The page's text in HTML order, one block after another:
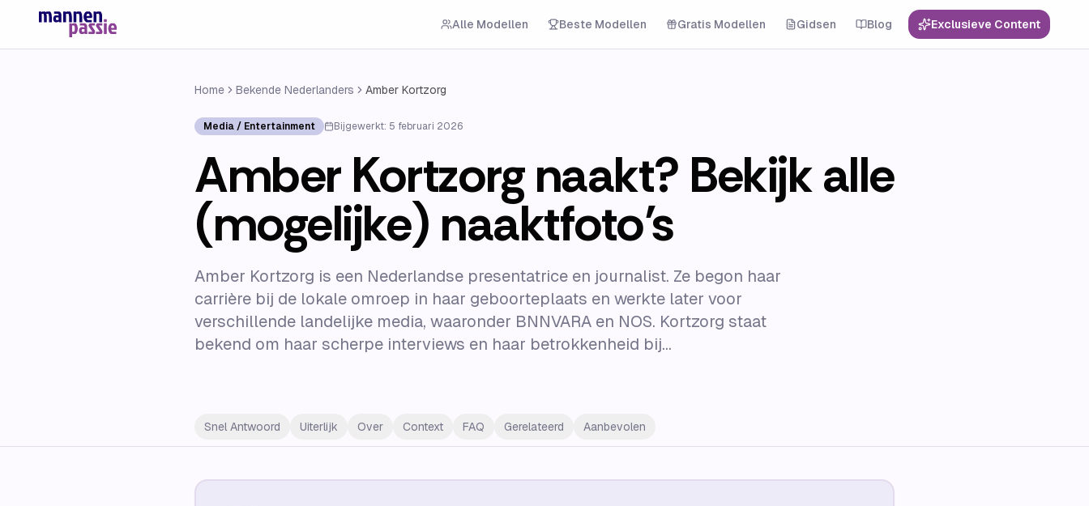
Alle Modellen Beste Modellen Gratis Modellen Gidsen Blog Exclusieve Content
Home Bekende Nederlanders Amber Kortzorg
Media / Entertainment Bijgewerkt: 5 februari 2026
Amber Kortzorg naakt? Bekijk alle
(mogelijke) naaktfoto’s
Amber Kortzorg is een Nederlandse presentatrice en journalist. Ze begon haar
carrière bij de lokale omroep in haar geboorteplaats en werkte later voor
verschillende landelijke media, waaronder BNNVARA en NOS. Kortzorg staat
bekend om haar scherpe interviews en haar betrokkenheid bij...
Snel Antwoord Uiterlijk Over Context FAQ Gerelateerd Aanbevolen